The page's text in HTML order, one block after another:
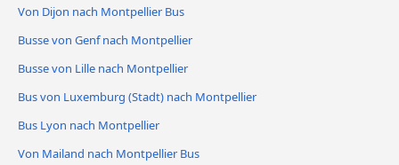
Von Dijon nach Montpellier Bus
Busse von Genf nach Montpellier
Busse von Lille nach Montpellier
Bus von Luxemburg (Stadt) nach Montpellier
Bus Lyon nach Montpellier
Von Mailand nach Montpellier Bus